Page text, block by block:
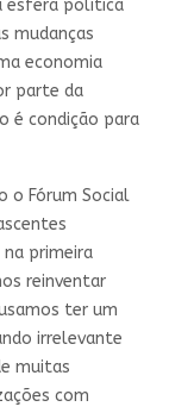
esfera política
mudanças
economia
parte da
é condição para
o Fórum Social
primeira
reinventar
ter um
irrelevante
muitas
com